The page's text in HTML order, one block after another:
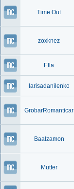
Time Out
zoxknez
Ella
larisadanilenko
GrobarRomanticar
Baalzamon
Mutter